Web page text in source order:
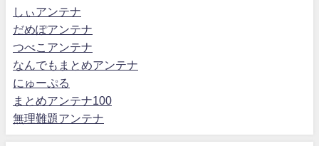
しぃアンテナ
だめぽアンテナ
つべこアンテナ
なんでもまとめアンテナ
にゅーぷる
まとめアンテナ100
無理難題アンテナ